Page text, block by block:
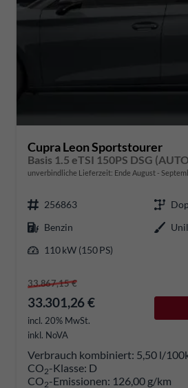
Cupra Leon Sportstourer
unverbindliche Lieferzeit: Ende August -
256863
Benzin
110 kW (150 PS)
33.867,15 €
33.301,26 €
incl. 20% MwSt.
inkl. NoVA
Verbrauch kombiniert: 5,50 l/
CO2-Klasse: D
CO2-Emissionen: 126,00 g/km